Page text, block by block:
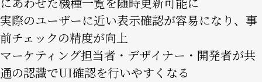
実際のユーザーに近い表示確認が容易になり、事
前チェックの精度が向上
マーケティング担当者・デザイナー・開発者が共
通の認識でUI確認を行いやすくなる